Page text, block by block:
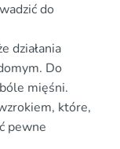
do
działania
Do
mięśni.
które,
pewne